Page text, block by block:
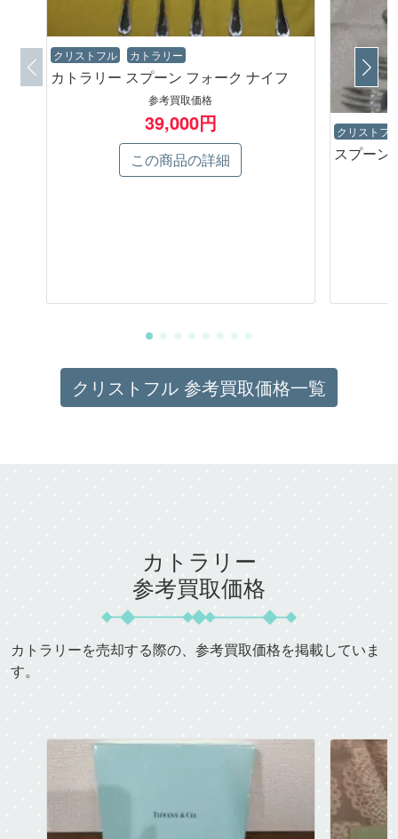
クリストフル カトラリー
カトラリー スプーン フォーク ナイフ
参考買取価格
39,000円
この商品の詳細
クリストフ
スプーン
クリストフル 参考買取価格一覧
カトラリー
参考買取価格
カトラリーを売却する際の、参考買取価格を掲載していま
す。